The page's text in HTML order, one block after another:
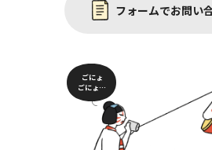
フォームでお問い
ごにょ
ごにょ…